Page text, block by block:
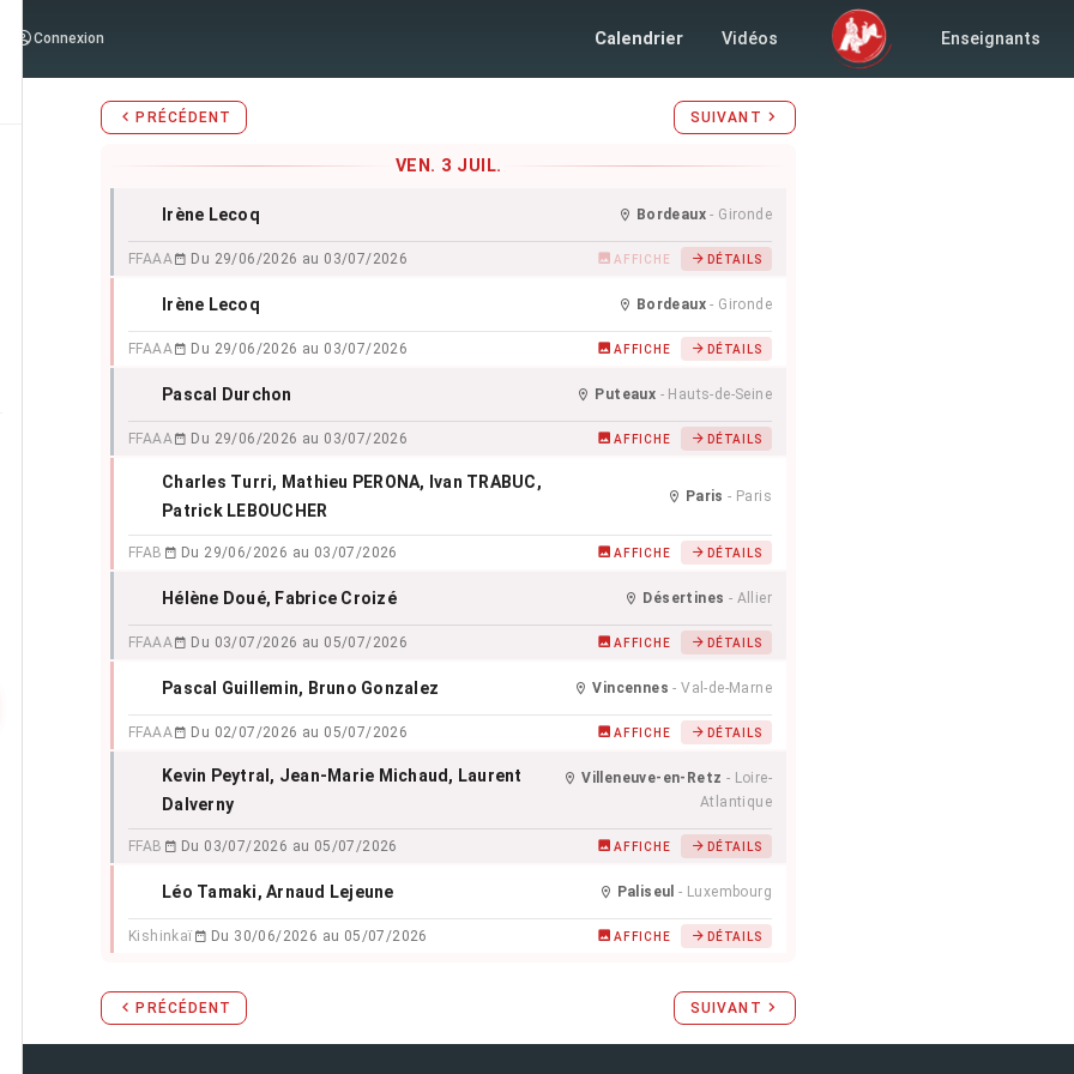
Connexion Calendrier Vidéos Enseignants
vendredi 3 juillet 2026
PRÉCÉDENT SUIVANT
VEN. 3 JUIL.
Irène Lecoq Bordeaux - Gironde
FFAAA Du 29/06/2026 au 03/07/2026 AFFICHE DÉTAILS
Irène Lecoq Bordeaux - Gironde
FFAAA Du 29/06/2026 au 03/07/2026 AFFICHE DÉTAILS
Pascal Durchon Puteaux - Hauts-de-Seine
FFAAA Du 29/06/2026 au 03/07/2026 AFFICHE DÉTAILS
Charles Turri, Mathieu PERONA, Ivan TRABUC,
Patrick LEBOUCHER
Paris - Paris
FFAB Du 29/06/2026 au 03/07/2026 AFFICHE DÉTAILS
Hélène Doué, Fabrice Croizé Désertines - Allier
FFAAA Du 03/07/2026 au 05/07/2026 AFFICHE DÉTAILS
Pascal Guillemin, Bruno Gonzalez Vincennes - Val-de-Marne
FFAAA Du 02/07/2026 au 05/07/2026 AFFICHE DÉTAILS
Kevin Peytral , Jean-Marie Michaud , Laurent
Dalverny
Villeneuve-en-Retz - Loire-
Atlantique
FFAB Du 03/07/2026 au 05/07/2026 AFFICHE DÉTAILS
Léo Tamaki, Arnaud Lejeune Paliseul - Luxembourg
Kishinkaï Du 30/06/2026 au 05/07/2026 AFFICHE DÉTAILS
PRÉCÉDENT SUIVANT